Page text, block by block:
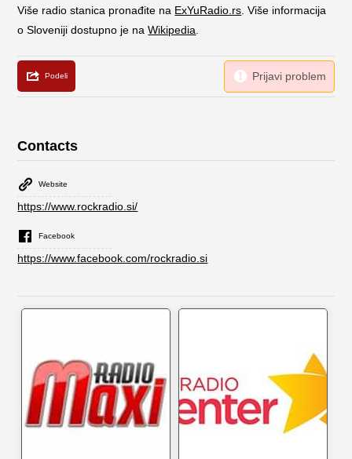
Više radio stanica pronađite na ExYuRadio.rs . Više informacija
o Sloveniji dostupno je naWikipedia
Contacts
Website
https://www.rockradio.si/
Facebook
https://www.facebook.com/rockradio.si